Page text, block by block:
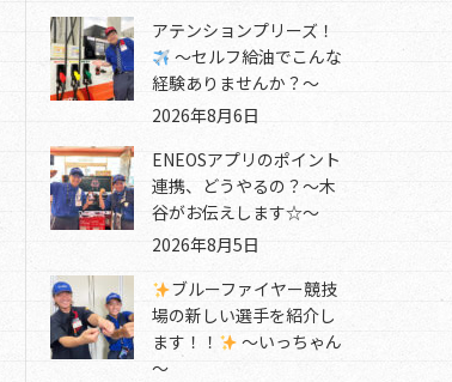
アテンションプリーズ！
～セルフ給油でこんな
経験ありませんか？～
2026年8月6日
ENEOSアプリのポイント
連携、どうやるの？～木
谷がお伝えします☆～
2026年8月5日
ブルーファイヤー競技
場の新しい選手を紹介し
ます！！
～いっちゃん
～